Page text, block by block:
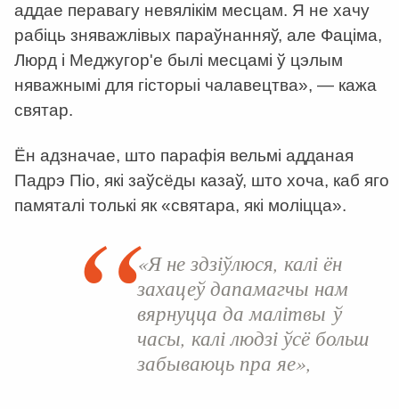
аддае перавагу невялікім месцам. Я не хачу
рабіць зняважлівых параўнанняў, але Фаціма,
Люрд і Меджугор'е былі месцамі ў цэлым
няважнымі для гісторыі чалавецтва», — кажа
святар.
Ён адзначае, што парафія вельмі адданая
Падрэ Піо, які заўсёды казаў, што хоча, каб яго
памяталі толькі як «святара, які моліцца».
«Я не здзіўлюся, калі ён
захацеў дапамагчы нам
вярнуцца да малітвы ў
часы, калі людзі ўсё больш
забываюць пра яе»,